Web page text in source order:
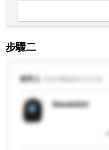
步驟二
收件人
Sweatshirt